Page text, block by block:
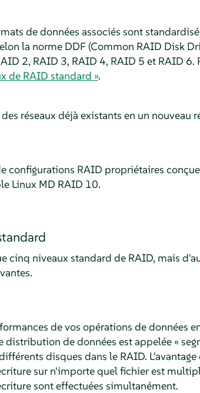
de données associés sont
la norme DDF (Common RAID Disk
2, RAID 3, RAID 4, RAID 5 et RAID
de RAID standard ».
réseaux déjà existants en un nouveau
configurations RAID propriétaires
Linux MD RAID 10.
cinq niveaux standard de RAID, mais
de vos opérations de données
distribution de données est appelée «
disques dans le RAID.
sur n'importe quel fichier est
sont effectuées simultanément.